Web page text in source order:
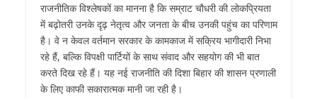
राजनीतिक विश्लेषकों का मानना है कि सम्राट चौधरी की लोकप्रियता
में बढ़ोतरी उनके दृढ़ नेतृत्व और जनता के बीच उनकी पहुंच का परिणाम
है। वे न केवल वर्तमान सरकार के कामकाज में सक्रिय भागीदारी निभा
रहे हैं, बल्कि विपक्षी पार्टियों के साथ संवाद और सहयोग की भी बात
करते दिख रहे हैं। यह नई राजनीति की दिशा बिहार की शासन प्रणाली
के लिए काफी सकारात्मक मानी जा रही है।